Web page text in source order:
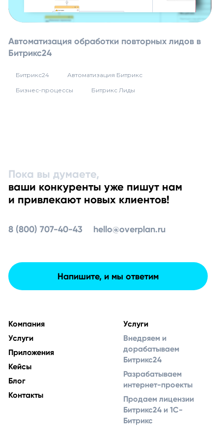
Автоматизация обработки повторных лидов в
Битрикс24
Битрикс24 Автоматизация Битрикс
Бизнес-процессы Битрикс Лиды
Пока вы думаете,
ваши конкуренты уже пишут нам
и привлекают новых клиентов!
8 (800) 707-40-43 hello@overplan.ru
Напишите, и мы ответим
Компания
Услуги
Приложения
Кейсы
Блог
Контакты
Услуги
Внедряем и
дорабатываем
Битрикс24
Разрабатываем
интернет-проекты
Продаем лицензии
Битрикс24 и 1С-
Битрикс